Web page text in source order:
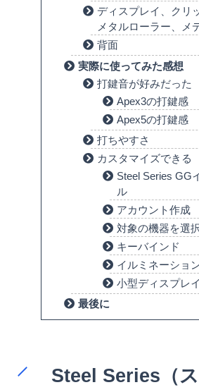
ディスプレイ、クリ
メタルローラー、メ
背面
実際に使ってみた感想
打鍵音が好みだった
Apex3の打鍵感
Apex5の打鍵感
打ちやすさ
カスタマイズできる
Steel Series GG
ル
アカウント作成
対象の機器を選
キーバインド
イルミネーショ
小型ディスプレイ
最後に
Steel Series（